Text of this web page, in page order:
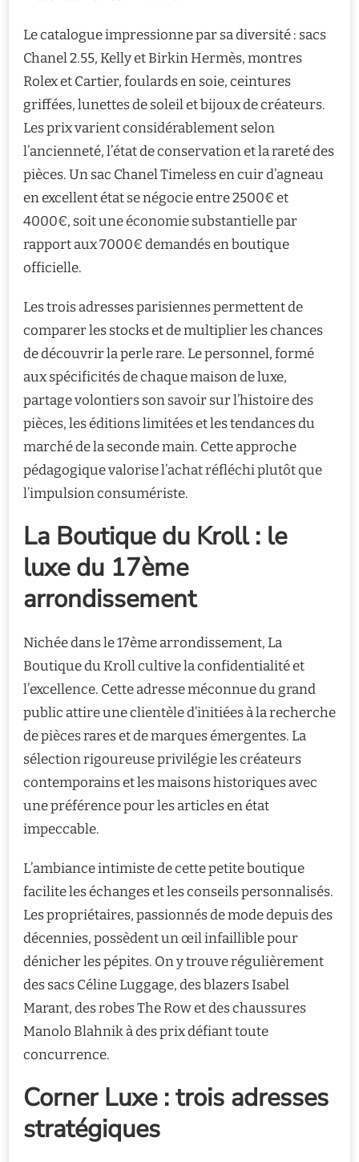
Le catalogue impressionne par sa diversité : sacs
Chanel 2.55, Kelly et Birkin Hermès, montres
Rolex et Cartier, foulards en soie, ceintures
griffées, lunettes de soleil et bijoux de créateurs.
Les prix varient considérablement selon
l’ancienneté, l’état de conservation et la rareté des
pièces. Un sac Chanel Timeless en cuir d’agneau
en excellent état se négocie entre 2500€ et
4000€, soit une économie substantielle par
rapport aux 7000€ demandés en boutique
officielle.
Les trois adresses parisiennes permettent de
comparer les stocks et de multiplier les chances
de découvrir la perle rare. Le personnel, formé
aux spécificités de chaque maison de luxe,
partage volontiers son savoir sur l’histoire des
pièces, les éditions limitées et les tendances du
marché de la seconde main. Cette approche
pédagogique valorise l’achat réfléchi plutôt que
l’impulsion consumériste.
La Boutique du Kroll : le
luxe du 17ème
arrondissement
Nichée dans le 17ème arrondissement, La
Boutique du Kroll cultive la confidentialité et
l’excellence. Cette adresse méconnue du grand
public attire une clientèle d’initiées à la recherche
de pièces rares et de marques émergentes. La
sélection rigoureuse privilégie les créateurs
contemporains et les maisons historiques avec
une préférence pour les articles en état
impeccable.
L’ambiance intimiste de cette petite boutique
facilite les échanges et les conseils personnalisés.
Les propriétaires, passionnés de mode depuis des
décennies, possèdent un œil infaillible pour
dénicher les pépites. On y trouve régulièrement
des sacs Céline Luggage, des blazers Isabel
Marant, des robes The Row et des chaussures
Manolo Blahnik à des prix défiant toute
concurrence.
Corner Luxe : trois adresses
stratégiques